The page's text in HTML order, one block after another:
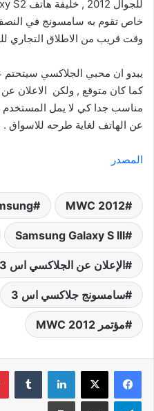
خاص تقوم به سامسونج في
وقت قريب من الاطلاق التجاري
يبدو ان محبي الجلاكسي سيتحتم
كما كان متوقع , ولكن الاعلان عن
مناسب جدا كي لا يمل المستخدم
عن الهاتف لغاية طرحه للاسواق .
المصدر
MWC 2012
Samsung Galaxy S III
الإعلان عن الجلاكسي اس 3
سامسونج جلاكسي اس 3
مؤتمر MWC 2012
لينكدإن